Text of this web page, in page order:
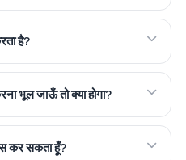
है?
भूल जाऊँ तो क्या होगा?
कर सकता हूँ?